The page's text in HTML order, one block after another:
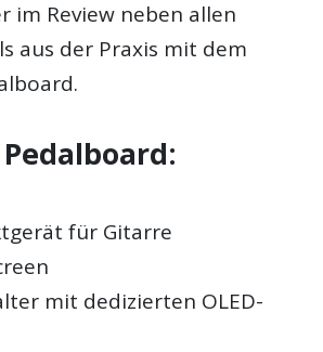
im Review neben allen
aus der Praxis mit dem
für Gitarre
mit dedizierten OLED-